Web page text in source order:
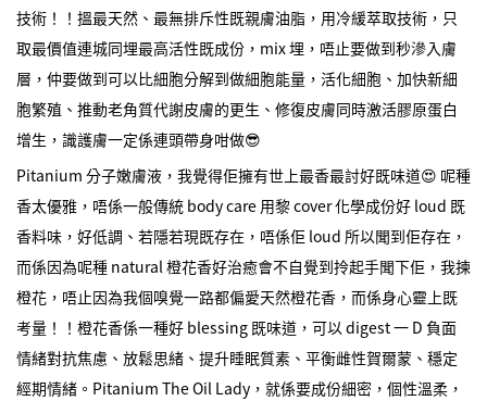
技術！！搵最天然、最無排斥性既親膚油脂，用冷緩萃取技術，只
取最價值連城同埋最高活性既成份，mix 埋，唔止要做到秒滲入膚
層，仲要做到可以比細胞分解到做細胞能量，活化細胞、加快新細
胞繁殖、推動老角質代謝皮膚的更生、修復皮膚同時激活膠原蛋白
增生，識護膚一定係連頭帶身咁做😎
Pitanium 分子嫩膚液，我覺得佢擁有世上最香最討好既味道😍 呢種
香太優雅，唔係一般傳統 body care 用黎 cover 化學成份好 loud 既
香料味，好低調、若隱若現既存在，唔係佢 loud 所以聞到佢存在，
而係因為呢種 natural 橙花香好治癒會不自覺到拎起手聞下佢，我揀
橙花，唔止因為我個嗅覺一路都偏愛天然橙花香，而係身心靈上既
考量！！橙花香係一種好 blessing 既味道，可以 digest 一 D 負面
情緒對抗焦慮、放鬆思緒、提升睡眠質素、平衡雌性賀爾蒙、穩定
經期情緒。Pitanium The Oil Lady，就係要成份細密，個性溫柔，